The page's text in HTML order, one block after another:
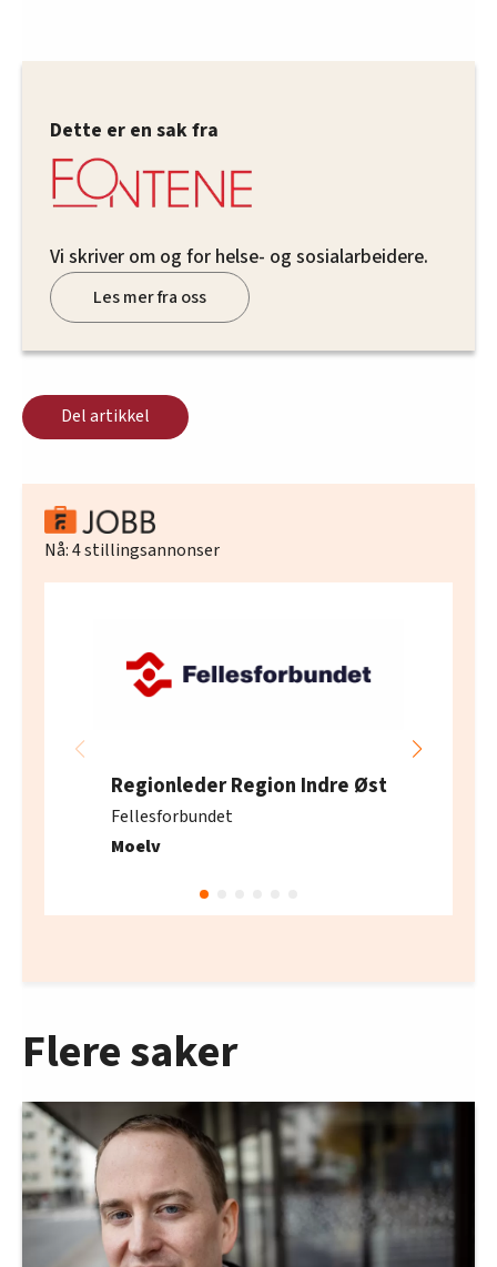
Dette er en sak fra
Vi skriver om og for helse- og sosialarbeidere.
Les mer fra oss
Del artikkel
Nå:4stillingsannonser
Regionleder Region Indre Øst
Fellesforbundet
Moelv
Flere saker